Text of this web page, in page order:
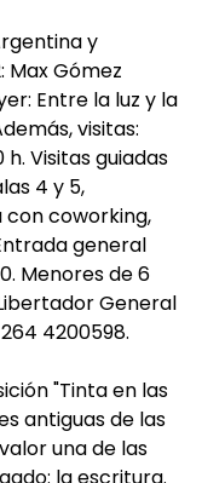
y
Max Gómez
Entre la luz y la
visitas:
Visitas guiadas
4 y 5,
coworking,
general
Menores de 6
General
4200598.
"Tinta en las
antiguas de las
una de las